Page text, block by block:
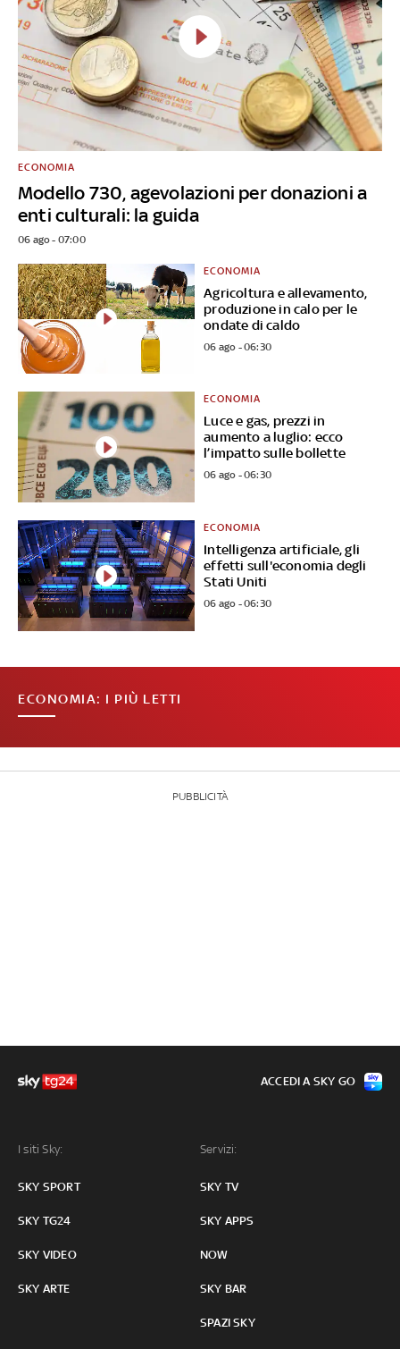
Modello 730, agevolazioni per donazioni a
enti culturali: la guida
ECONOMIA
06 ago - 07:00
Agricoltura e allevamento,
produzione in calo per le
ondate di caldo
ECONOMIA
06 ago - 06:30
Luce e gas, prezzi in
aumento a luglio: ecco
l’impatto sulle bollette
ECONOMIA
06 ago - 06:30
Intelligenza artificiale, gli
effetti sull'economia degli
Stati Uniti
ECONOMIA
06 ago - 06:30
ECONOMIA: I PIÙ LETTI
PUBBLICITÀ
I siti Sky:
SKY SPORT
SKY TG24
SKY VIDEO
SKY ARTE
Servizi:
SKY TV
SKY APPS
NOW
SKY BAR
SPAZI SKY
ACCEDI A SKY GO